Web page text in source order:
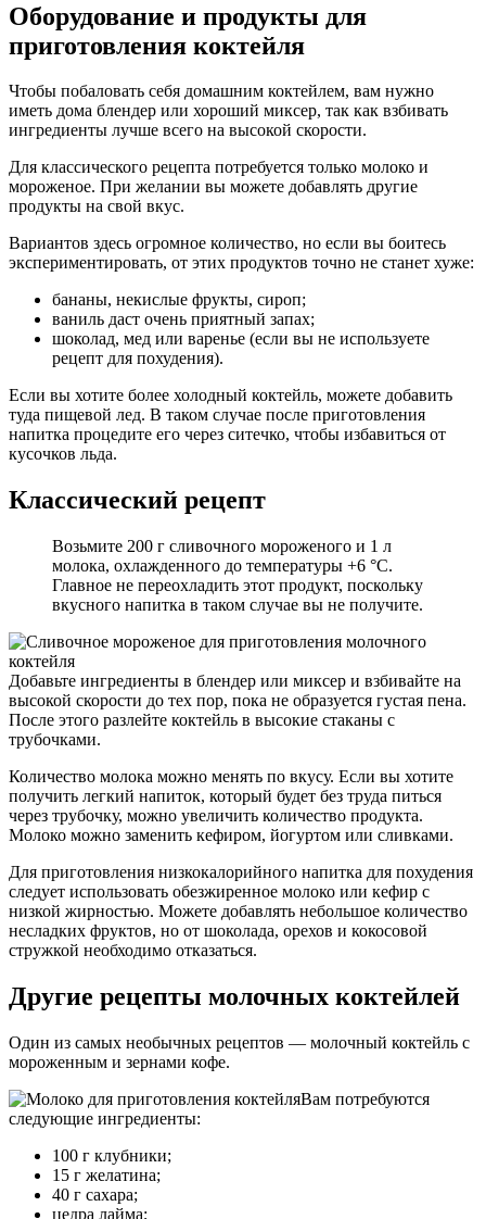
Оборудование и продукты для
приготовления коктейля
Чтобы побаловать себя домашним коктейлем, вам нужно
иметь дома блендер или хороший миксер, так как взбивать
ингредиенты лучше всего на высокой скорости.
Для классического рецепта потребуется только молоко и
мороженое. При желании вы можете добавлять другие
продукты на свой вкус.
Вариантов здесь огромное количество, но если вы боитесь
экспериментировать, от этих продуктов точно не станет хуже:
бананы, некислые фрукты, сироп;
ваниль даст очень приятный запах;
шоколад, мед или варенье (если вы не используете
рецепт для похудения).
Если вы хотите более холодный коктейль, можете добавить
туда пищевой лед. В таком случае после приготовления
напитка процедите его через ситечко, чтобы избавиться от
кусочков льда.
Классический рецепт
Возьмите 200 г сливочного мороженого и 1 л
молока, охлажденного до температуры +6 °C.
Главное не переохладить этот продукт, поскольку
вкусного напитка в таком случае вы не получите.
Добавьте ингредиенты в блендер или миксер и взбивайте на
высокой скорости до тех пор, пока не образуется густая пена.
После этого разлейте коктейль в высокие стаканы с
трубочками.
Количество молока можно менять по вкусу. Если вы хотите
получить легкий напиток, который будет без труда питься
через трубочку, можно увеличить количество продукта.
Молоко можно заменить кефиром, йогуртом или сливками.
Для приготовления низкокалорийного напитка для похудения
следует использовать обезжиренное молоко или кефир с
низкой жирностью. Можете добавлять небольшое количество
несладких фруктов, но от шоколада, орехов и кокосовой
стружкой необходимо отказаться.
Другие рецепты молочных коктейлей
Один из самых необычных рецептов — молочный коктейль с
мороженным и зернами кофе.
Вам потребуются
следующие ингредиенты:
100 г клубники;
15 г желатина;
40 г сахара;
цедра лайма;